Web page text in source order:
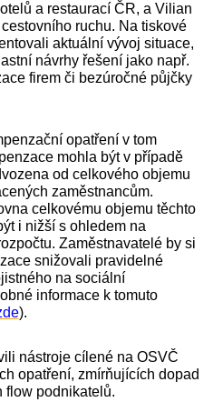
a restaurací ČR, a Vilian
ruchu. Na tiskové
aktuální vývoj situace,
návrhy řešení jako např.
firem či bezúročné půjčky
opatření v tom
mohla být v případě
od celkového objemu
zaměstnancům.
celkovému objemu těchto
i nižší s ohledem na
Zaměstnavatelé by si
snižovali pravidelné
na sociální
informace k tomuto
).
nástroje cílené na OSVČ
opatření, zmírňujících dopad
flow podnikatelů.